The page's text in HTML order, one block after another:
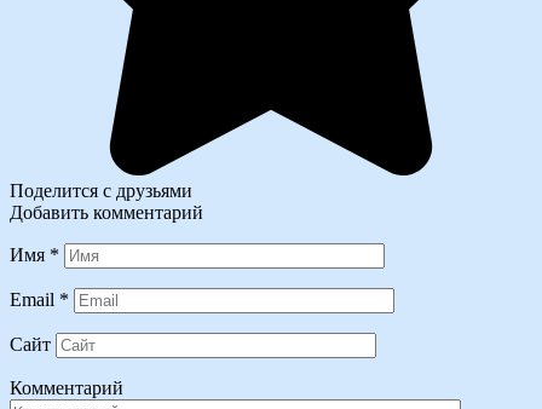
Поделится с друзьями
Добавить комментарий
Имя *
Email *
Сайт
Комментарий